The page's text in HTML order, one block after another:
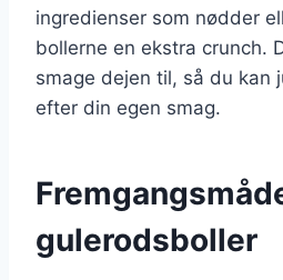
ingredienser som nødder
bollerne en ekstra crunch.
smage dejen til, så du kan
efter din egen smag.
gulerodsboller